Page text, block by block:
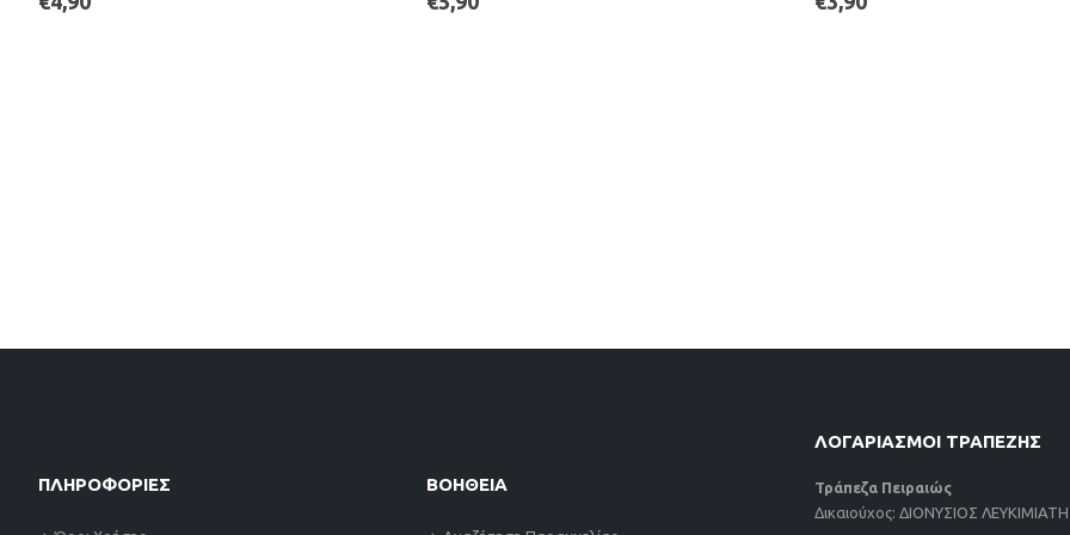
ΠΛΗΡΟΦΟΡΙΕΣ ΒΟΗΘΕΙΑ
ΛΟΓΑΡΙΑΣΜΟΙ ΤΡΑΠΕΖΗΣ
Τράπεζα Πειραιώς
Δικαιούχος: ΔΙΟΝΥΣΙΟΣ